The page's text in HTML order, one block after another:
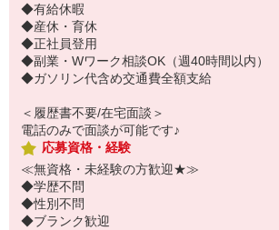
◆有給休暇
◆産休・育休
◆正社員登用
◆副業・Wワーク相談OK（週40時間以内）
◆ガソリン代含め交通費全額支給
＜履歴書不要/在宅面談＞
電話のみで面談が可能です♪
応募資格・経験
≪無資格・未経験の方歓迎★≫
◆学歴不問
◆性別不問
◆ブランク歓迎